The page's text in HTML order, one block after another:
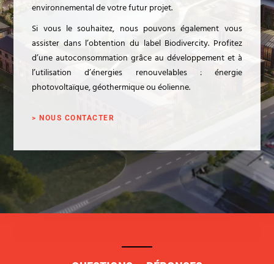
environnemental de votre futur projet.
Si vous le souhaitez, nous pouvons également vous
assister dans l’obtention du label Biodivercity. Profitez
d’une autoconsommation grâce au développement et à
l’utilisation d’énergies renouvelables : énergie
photovoltaïque, géothermique ou éolienne.
> NOUS CONTACTER